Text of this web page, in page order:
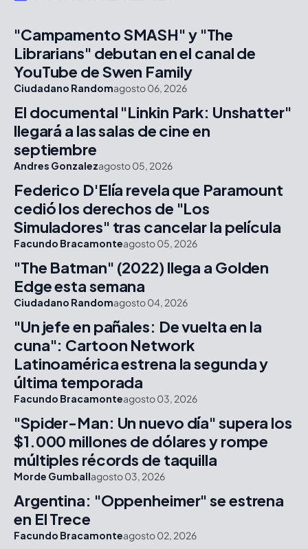
"Campamento SMASH" y "The
Librarians" debutan en el canal de
YouTube de Swen Family
Ciudadano Randomagosto 06, 2026
El documental "Linkin Park: Unshatter"
llegará a las salas de cine en
septiembre
Andres Gonzalezagosto 05, 2026
Federico D'Elía revela que Paramount
cedió los derechos de "Los
Simuladores" tras cancelar la película
Facundo Bracamonteagosto 05, 2026
"The Batman" (2022) llega a Golden
Edge esta semana
Ciudadano Randomagosto 04, 2026
"Un jefe en pañales: De vuelta en la
cuna": Cartoon Network
Latinoamérica estrena la segunda y
última temporada
Facundo Bracamonteagosto 03, 2026
"Spider-Man: Un nuevo día" supera los
$1.000 millones de dólares y rompe
múltiples récords de taquilla
Morde Gumballagosto 03, 2026
Argentina: "Oppenheimer" se estrena
en El Trece
Facundo Bracamonteagosto 02, 2026